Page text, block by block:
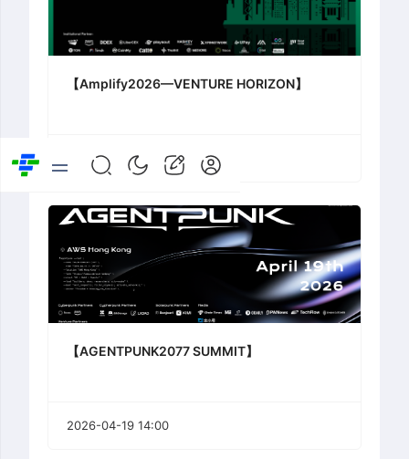
【Amplify2026—VENTURE HORIZON】
2026-04-20 14:00
【AGENTPUNK2077 SUMMIT】
2026-04-19 14:00